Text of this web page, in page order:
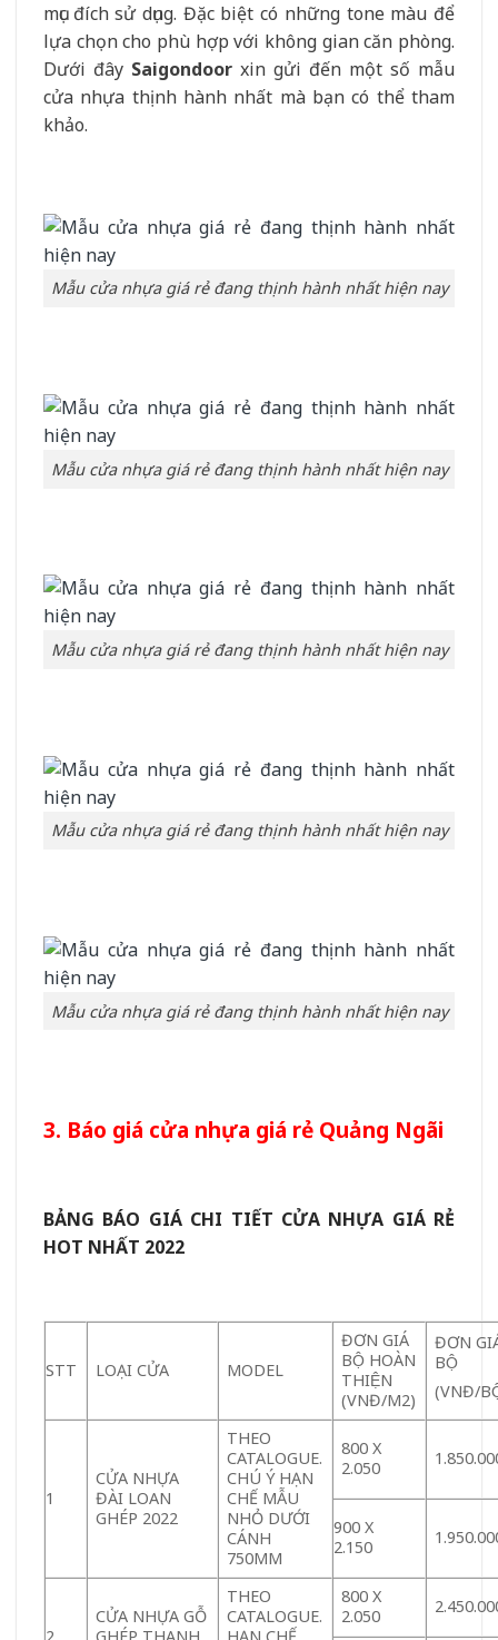
mục đích sử dụng. Đặc biệt có những tone màu để
lựa chọn cho phù hợp với không gian căn phòng.
Dưới đây Saigondoor xin gửi đến một số mẫu
cửa nhựa thịnh hành nhất mà bạn có thể tham
khảo.
Mẫu cửa nhựa giá rẻ đang thịnh hành nhất hiện nay
Mẫu cửa nhựa giá rẻ đang thịnh hành nhất hiện nay
Mẫu cửa nhựa giá rẻ đang thịnh hành nhất hiện nay
Mẫu cửa nhựa giá rẻ đang thịnh hành nhất hiện nay
Mẫu cửa nhựa giá rẻ đang thịnh hành nhất hiện nay
3. Báo giá cửa nhựa giá rẻ Quảng Ngãi
BẢNG BÁO GIÁ CHI TIẾT CỬA NHỰA GIÁ RẺ
HOT NHẤT 2022
STT LOẠI CỬA MODEL
ĐƠN GIÁ
BỘ HOÀN
THIỆN
(VNĐ/M2)
ĐƠN
BỘ
(VNĐ/
1
CỬA NHỰA
ĐÀI LOAN
GHÉP 2022
THEO
CATALOGUE.
CHÚ Ý HẠN
CHẾ MẪU
NHỎ DƯỚI
CÁNH
750MM
800 X
2.050
900 X
2.150
CỬA NHỰA GỖ
THEO
CATALOGUE.
800 X
2.050